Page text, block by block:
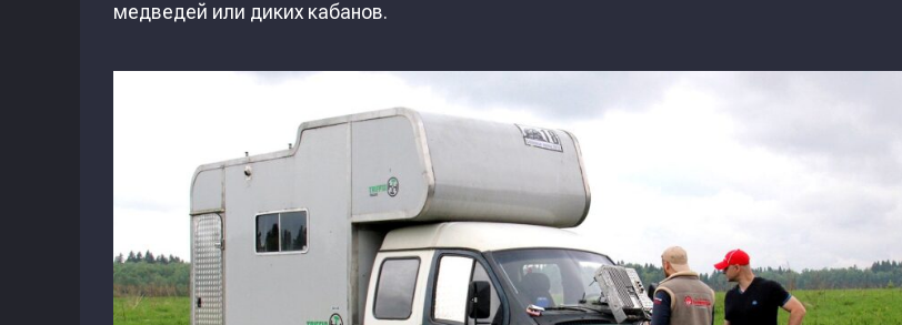
медведей или диких кабанов.